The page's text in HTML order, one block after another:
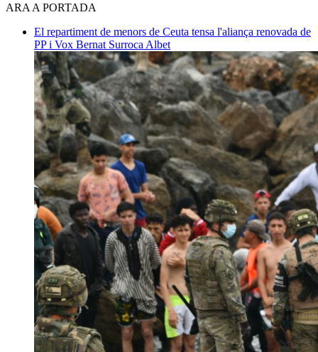
ARA A PORTADA
El repartiment de menors de Ceuta tensa l'aliança renovada de
PP i Vox Bernat Surroca Albet